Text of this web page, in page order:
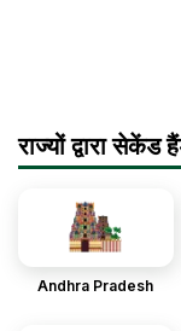
राज्यों द्वारा सेकेंड
Andhra Pradesh